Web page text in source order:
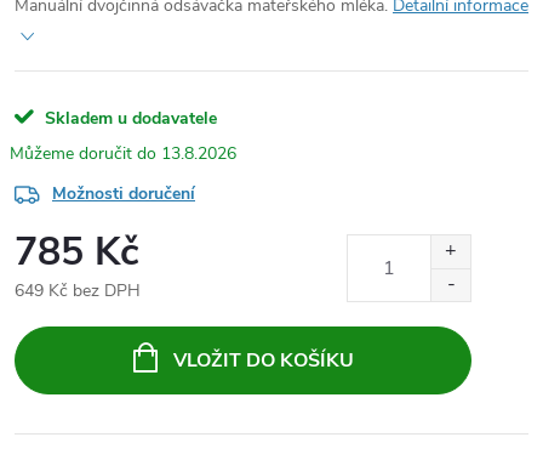
Manuální dvojčinná odsávačka mateřského mléka. Detailní informace
Skladem u dodavatele
13.8.2026
Možnosti doručení
785 Kč
649 Kč bez DPH
cena:
VLOŽIT DO KOŠÍKU